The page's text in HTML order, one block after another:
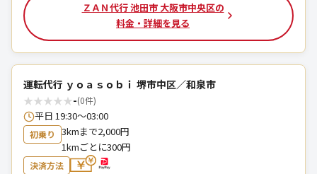
ＺＡＮ代行 池田市 大阪市中央区の
料金・詳細を見る
運転代行 ｙｏａｓｏｂｉ 堺市中区／和泉市
★★★★★-(0件)
平日 19:30〜03:00
初乗り
3kmまで2,000円
1kmごとに300円
決済方法